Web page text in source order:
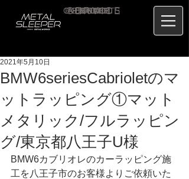
HOME
CONCEPT
SERVICE
ABOUT US
BLOG
PRICE
CONTACT
RECRUIT
BMW6seriesCabrioletのマ
ットラッピング①マット
メタリック/フルラッピン
グ/東京都八王子U様
2021年5月10日
BMW6カブリオレのカーラッピング施
工を八王子市のお客様よりご依頼いた